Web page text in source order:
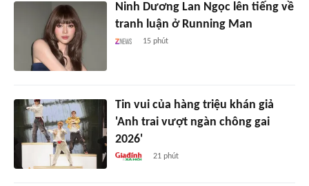
Ninh Dương Lan Ngọc lên tiếng về
tranh luận ở Running Man
15 phút
Tin vui của hàng triệu khán giả
'Anh trai vượt ngàn chông gai
2026'
21 phút